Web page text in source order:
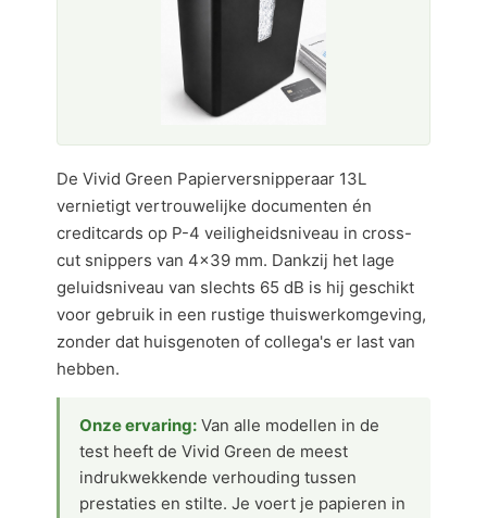
De Vivid Green Papierversnipperaar 13L
vernietigt vertrouwelijke documenten én
creditcards op P-4 veiligheidsniveau in cross-
cut snippers van 4×39 mm. Dankzij het lage
geluidsniveau van slechts 65 dB is hij geschikt
voor gebruik in een rustige thuiswerkomgeving,
zonder dat huisgenoten of collega's er last van
hebben.
Onze ervaring: Van alle modellen in de
test heeft de Vivid Green de meest
indrukwekkende verhouding tussen
prestaties en stilte. Je voert je papieren in